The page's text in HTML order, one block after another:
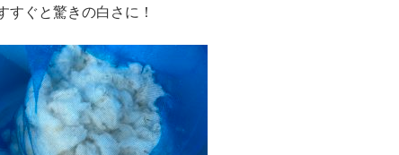
すぐと驚きの白さに！